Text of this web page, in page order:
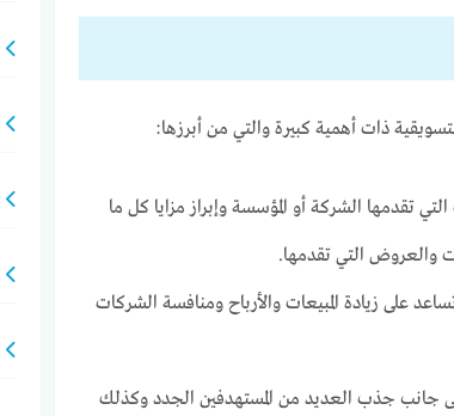
ذات أهمية كبيرة والتي من أبرزها:
تقدمها الشركة أو المؤسسة وإبراز مزايا كل ما
والعروض التي تقدمها.
على زيادة المبيعات والأرباح ومنافسة الشركات
جانب جذب العديد من المستهدفين الجدد وكذلك